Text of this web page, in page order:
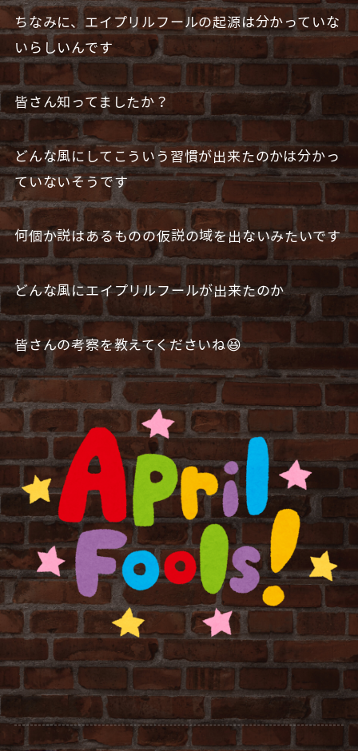
ちなみに、エイプリルフールの起源は分かっていな
いらしいんです
皆さん知ってましたか？
どんな風にしてこういう習慣が出来たのかは分かっ
ていないそうです
何個か説はあるものの仮説の域を出ないみたいです
どんな風にエイプリルフールが出来たのか
皆さんの考察を教えてくださいね😆